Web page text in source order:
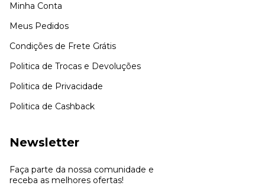
Minha Conta
Meus Pedidos
Condições de Frete Grátis
Politica de Trocas e Devoluções
Politica de Privacidade
Politica de Cashback
Newsletter
Faça parte da nossa comunidade e
receba as melhores ofertas!